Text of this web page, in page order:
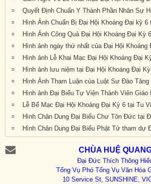
Hình Ảnh Tham Luận của Luật Sư Đào Tăng
CHÙA HUỆ
Đại Đức Thích Thông
Tổng Vụ Phó Tổng Vụ Văn Hóa
10 Service St, SUNSHINE,